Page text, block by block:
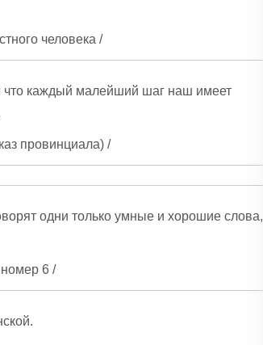
человека /
что каждый малейший шаг наш имеет
провинциала) /
одни только умные и хорошие слова,
6 /